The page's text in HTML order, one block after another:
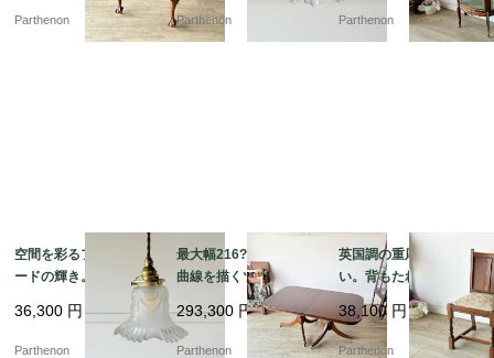
た格調高い佇まい【t32
Parthenon
ペンダントランプ【ls2
16-6】
Parthenon
ト【9526】
Parthenon
空間を彩るフリルシェ
ードの輝き。優美なガ
ーランド装飾が浮かび
上がるフロストガラ
ス・ペンダントランプ
36,300 円
Parthenon
最大幅216?p！優美な
曲線を描くツインペデ
スタル脚とオーバル型
の伸長式ダイニングテ
ーブル【t327】
293,300 円
Parthenon
英国調の重厚な佇ま
い。背もたれの彫刻が
美しいオーク材ダイニ
ングチェア【2230】
38,100 円
Parthenon